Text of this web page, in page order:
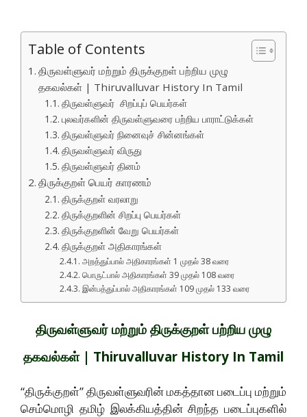
Table of Contents
திருவள்ளுவர் மற்றும் திருக்குறள் பற்றிய முழு
தகவல்கள் | Thiruvalluvar History In Tamil
திருவள்ளுவர் சிறப்புப் பெயர்கள்
புலவர்களின் திருவள்ளுவரை பற்றிய பாராட்டுக்கள்
திருவள்ளுவர் நினைவுச் சின்னங்கள்
திருவள்ளுவர் விருது
திருவள்ளுவர் தினம்
திருக்குறள் பெயர் காரணம்
திருக்குறள் வரலாறு
திருக்குறளின் சிறப்பு பெயர்கள்
திருக்குறளின் வேறு பெயர்கள்
திருக்குறள் அதிகாரங்கள்
அறத்துப்பால் அதிகாரங்கள் 1 முதல் 38 வரை
பொருட்பால் அதிகாரங்கள் 39 முதல் 108 வரை
இன்பத்துப்பால் அதிகாரங்கள் 109 முதல் 133 வரை
திருவள்ளுவர் மற்றும் திருக்குறள் பற்றிய முழு
தகவல்கள் | Thiruvalluvar History In Tamil
“திருக்குறள்” திருவள்ளுவரின் மகத்தான படைப்பு மற்றும்
செம்மொழி தமிழ் இலக்கியத்தின் சிறந்த படைப்புகளில்